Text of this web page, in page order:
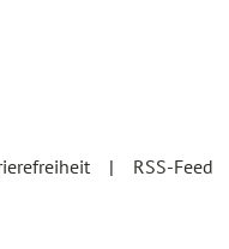
RSS-Feed